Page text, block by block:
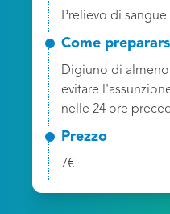
Prelievo di sangue
Come
Digiuno di
evitare
nelle 24 ore
Prezzo
7€